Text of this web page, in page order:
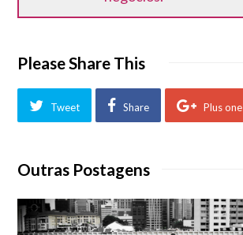
Please Share This
Tweet Share Plus one
Outras Postagens